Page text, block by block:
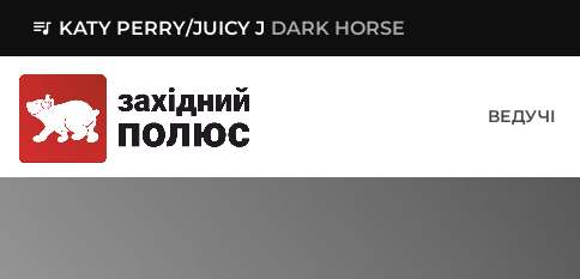
queue_music KATY PERRY/JUICY J DARK HORSE
ВЕДУЧІ